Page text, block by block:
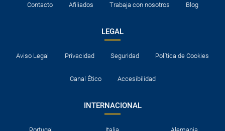
Contacto Afiliados Trabaja con nosotros Blog
LEGAL
Aviso Legal Privacidad Seguridad Política de Cookies
Canal Ético Accesibilidad
INTERNACIONAL